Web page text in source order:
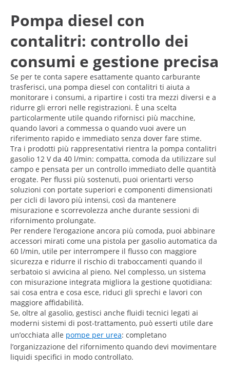
Pompa diesel con
contalitri: controllo dei
consumi e gestione precisa
Se per te conta sapere esattamente quanto carburante
trasferisci, una pompa diesel con contalitri ti aiuta a
monitorare i consumi, a ripartire i costi tra mezzi diversi e a
ridurre gli errori nelle registrazioni. È una scelta
particolarmente utile quando rifornisci più macchine,
quando lavori a commessa o quando vuoi avere un
riferimento rapido e immediato senza dover fare stime.
Tra i prodotti più rappresentativi rientra la pompa contalitri
gasolio 12 V da 40 l/min: compatta, comoda da utilizzare sul
campo e pensata per un controllo immediato delle quantità
erogate. Per flussi più sostenuti, puoi orientarti verso
soluzioni con portate superiori e componenti dimensionati
per cicli di lavoro più intensi, così da mantenere
misurazione e scorrevolezza anche durante sessioni di
rifornimento prolungate.
Per rendere l’erogazione ancora più comoda, puoi abbinare
accessori mirati come una pistola per gasolio automatica da
60 l/min, utile per interrompere il flusso con maggiore
sicurezza e ridurre il rischio di traboccamenti quando il
serbatoio si avvicina al pieno. Nel complesso, un sistema
con misurazione integrata migliora la gestione quotidiana:
sai cosa entra e cosa esce, riduci gli sprechi e lavori con
maggiore affidabilità.
Se, oltre al gasolio, gestisci anche fluidi tecnici legati ai
moderni sistemi di post-trattamento, può esserti utile dare
un’occhiata alle pompe per urea: completano
l’organizzazione del rifornimento quando devi movimentare
liquidi specifici in modo controllato.